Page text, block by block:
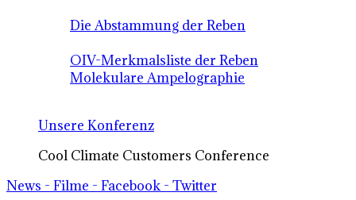
Die Abstammung der Reben
OIV-Merkmalsliste der Reben
Molekulare Ampelographie
Unsere Konferenz
Cool Climate Customers Conference
News - Filme - Facebook - Twitter